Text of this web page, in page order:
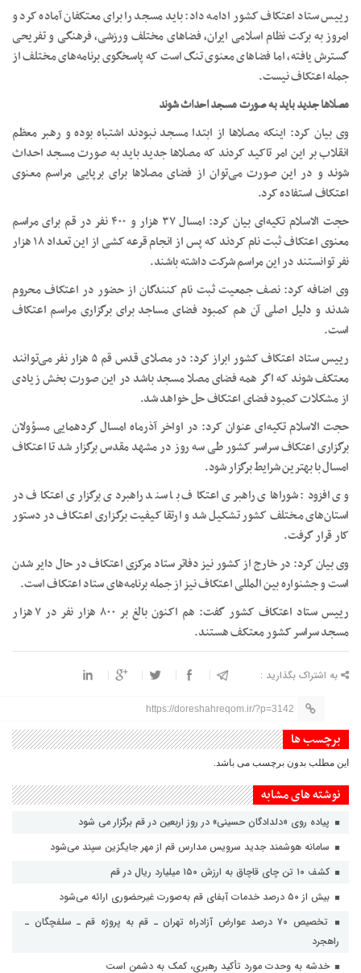
رییس ستاد اعتکاف کشور ادامه داد: باید مسجد را برای معتکفان آماده کرد و
امروز به برکت نظام اسلامی ایران، فضاهای مختلف ورزشی، فرهنگی و تفریحی
گسترش یافته، اما فضاهای معنوی تنگ است که پاسخگوی برنامه‌های مختلف از
جمله اعتکاف نیست.
مصلاها جدید باید به صورت مسجد احداث شوند
وی بیان کرد: اینکه مصلاها از ابتدا مسجد نبودند اشتباه بوده و رهبر معظم
انقلاب بر این امر تاکید کردند که مصلاها جدید باید به صورت مسجد احداث
شوند و در این صورت می‌توان از فضای مصلاها برای برپایی مراسم معنوی
اعتکاف استفاده کرد.
حجت الاسلام تکیه‌ای بیان کرد: امسال ۳۷ هزار و ۴۰۰ نفر در قم برای مراسم
معنوی اعتکاف ثبت نام کردند که پس از انجام قرعه کشی از این تعداد ۱۸ هزار
نفر توانستند در این مراسم شرکت داشته باشند.
وی اضافه کرد: نصف جمعیت ثبت نام کنندگان از حضور در اعتکاف محروم
شدند و دلیل اصلی آن هم کمبود فضای مساجد برای برگزاری مراسم اعتکاف
است.
رییس ستاد اعتکاف کشور ابراز کرد: در مصلای قدس قم ۵ هزار نفر می‌توانند
معتکف شوند که اگر همه فضای مصلا مسجد باشد در این صورت بخش زیادی
از مشکلات کمبود فضای اعتکاف حل خواهد شد.
حجت الاسلام تکیه‌ای عنوان کرد: در اواخر آذرماه امسال گردهمایی مسؤولان
برگزاری اعتکاف سراسر کشور طی سه روز در مشهد مقدس برگزار شد تا اعتکاف
امسال با بهترین شرایط برگزار شود.
وی افزود: شوراهای راهبری اعتکاف با سند راهبردی برگزاری اعتکاف در
استان‌های مختلف کشور تشکیل شد و ارتقا کیفیت برگزاری اعتکاف در دستور
کار قرار گرفت.
وی بیان کرد: در خارج از کشور نیز دفاتر ستاد مرکزی اعتکاف در حال دایر شدن
است و جشنواره بین المللی اعتکاف نیز از جمله برنامه‌های ستاد اعتکاف است.
رییس ستاد اعتکاف کشور گفت: هم اکنون بالغ بر ۸۰۰ هزار نفر در ۷ هزار
مسجد سراسر کشور معتکف هستند.
به اشتراک بگذارید :
https://doreshahreqom.ir/?p=3142
برچسب ها
این مطلب بدون برچسب می باشد.
نوشته های مشابه
پیاده روی «دلدادگان حسینی» در روز اربعین در قم برگزار می شود
سامانه هوشمند جدید سرویس مدارس قم از مهر جایگزین سپند می‌شود
کشف ۱۰ تن چای قاچاق به ارزش ۱۵۰ میلیارد ریال در قم
بیش از ۵۰ درصد خدمات آبفای قم به‌صورت غیرحضوری ارائه می‌شود
تخصیص ۷۰ درصد عوارض آزادراه تهران ـ قم به پروژه قم ـ سلفچگان ـ
راهجرد
خدشه به وحدت مورد تأکید رهبری، کمک به دشمن است